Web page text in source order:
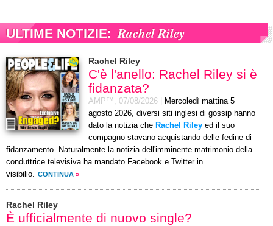
ULTIME NOTIZIE: Rachel Riley
Rachel Riley
C'è l'anello: Rachel Riley si è
fidanzata?
AMP™, 07/08/2026
Mercoledì mattina 5
agosto 2026, diversi siti inglesi di gossip hanno
dato la notizia che Rachel Riley ed il suo
compagno stavano acquistando delle fedine di
fidanzamento. Naturalmente la notizia dell'imminente matrimonio della
conduttrice televisiva ha mandato Facebook e Twitter in
visibilio. CONTINUA »
Rachel Riley
È ufficialmente di nuovo single?